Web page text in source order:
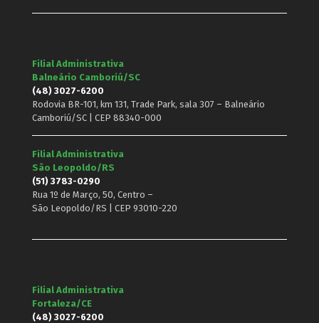
Filial Administrativa
Balneário Camboriú/SC
(48) 3027-6200
Rodovia BR-101, km 131, Trade Park, sala 307 – Balneário
Camboriú/SC | CEP 88340-000
Filial Administrativa
São Leopoldo/RS
(51) 3783-0290
Rua 1º de Março, 50, Centro –
São Leopoldo/RS | CEP 93010-220
Filial Administrativa
Fortaleza/CE
(48) 3027-6200